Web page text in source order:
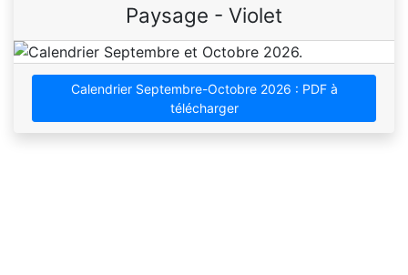
Paysage - Violet
Calendrier Septembre-Octobre 2026 : PDF à
télécharger